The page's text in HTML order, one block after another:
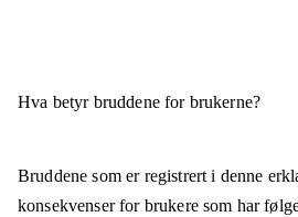
Hva betyr bruddene for brukerne?
Bruddene som er registrert i denne
konsekvenser for brukere som har